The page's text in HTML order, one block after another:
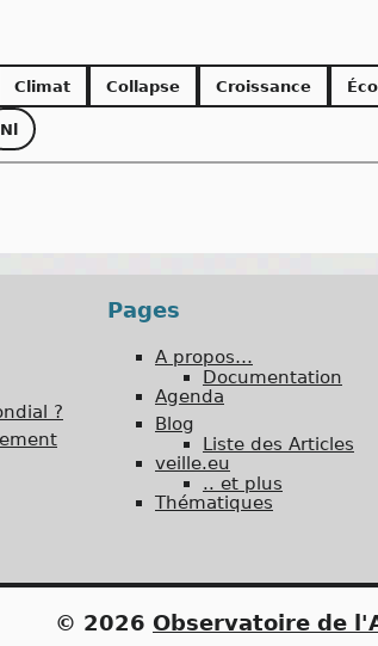
Climat Collapse Croissance
Nl
?
Pages
A propos…
Documentation
Agenda
Blog
Liste des Articles
veille.eu
.. et plus
Thématiques
© 2026 Observatoire de